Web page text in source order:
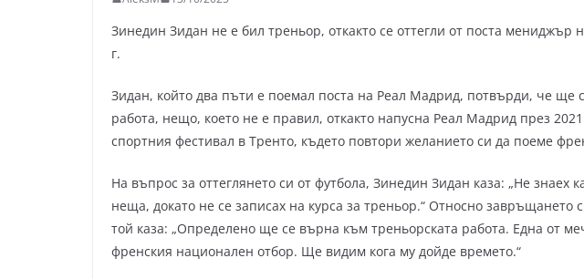
Зинедин Зидан не е бил треньор, откакто се оттегли от поста
г.
Зидан, който два пъти е поемал поста на Реал Мадрид, потвърди, че ще
работа, нещо, което не е правил, откакто напусна Реал Мадрид през
спортния фестивал в Тренто, където повтори желанието си да поеме
На въпрос за оттеглянето си от футбола, Зинедин Зидан каза: „Не знаех
неща, докато не се записах на курса за треньор.“ Относно завръщането
той каза: „Определено ще се върна към треньорската работа. Една от
френския национален отбор. Ще видим кога му дойде времето.“